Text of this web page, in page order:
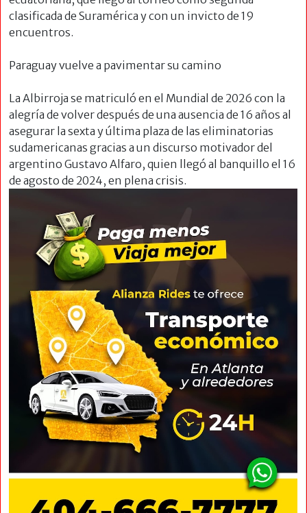
clasificada de Suramérica y con un invicto de 19
encuentros.
Paraguay vuelve a pavimentar su camino
La Albirroja se matriculó en el Mundial de 2026 con la
alegría de volver después de una ausencia de 16 años al
asegurar la sexta y última plaza de las eliminatorias
sudamericanas gracias a un discurso motivador del
argentino Gustavo Alfaro, quien llegó al banquillo el 16
de agosto de 2024, en plena crisis.